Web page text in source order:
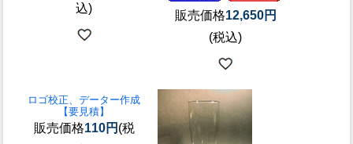
込)
販売価格12,650円
(税込)
ロゴ校正、データー作成
【要見積】
販売価格110円 (税